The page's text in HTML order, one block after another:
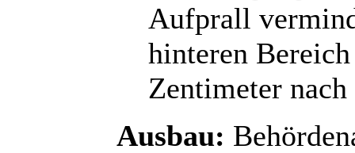
Aufprall
hinteren
Zentimeter
Ausbau: